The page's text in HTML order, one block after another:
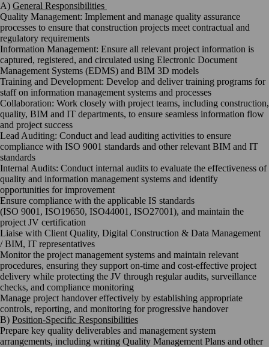
A) General Responsibilities
Quality Management: Implement and manage quality assurance
processes to ensure that construction projects meet contractual and
regulatory requirements
Information Management: Ensure all relevant project information is
captured, registered, and circulated using Electronic Document
Management Systems (EDMS) and BIM 3D models
Training and Development: Develop and deliver training programs for
staff on information management systems and processes
Collaboration: Work closely with project teams, including construction,
quality, BIM and IT departments, to ensure seamless information flow
and project success
Lead Auditing: Conduct and lead auditing activities to ensure
compliance with ISO 9001 standards and other relevant BIM and IT
standards
Internal Audits: Conduct internal audits to evaluate the effectiveness of
quality and information management systems and identify
opportunities for improvement
Ensure compliance with the applicable IS standards
(ISO 9001, ISO19650, ISO44001, ISO27001), and maintain the
project JV certification
Liaise with Client Quality, Digital Construction & Data Management
/ BIM, IT representatives
Monitor the project management systems and maintain relevant
procedures, ensuring they support on-time and cost-effective project
delivery while protecting the JV through regular audits, surveillance
checks, and compliance monitoring
Manage project handover effectively by establishing appropriate
controls, reporting, and monitoring for progressive handover
B) Position-Specific Responsibilities
Prepare key quality deliverables and management system
arrangements, including writing Quality Management Plans and other